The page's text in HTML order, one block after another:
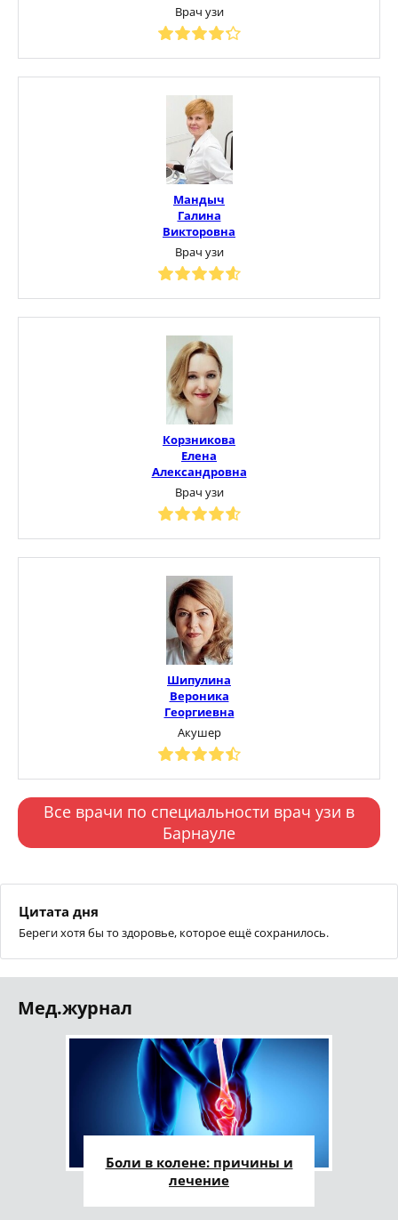
Врач узи
Мандыч
Галина
Викторовна
Врач узи
Корзникова
Елена
Александровна
Врач узи
Шипулина
Вероника
Георгиевна
Акушер
Все врачи по специальности врач узи в
Барнауле
Цитата дня
Береги хотя бы то здоровье, которое ещё сохранилось.
Мед.журнал
Боли в колене: причины и
лечение